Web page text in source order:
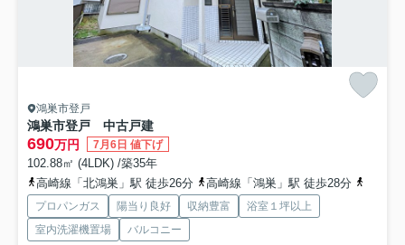
鴻巣市登戸
鴻巣市登戸 中古戸建
690万円 7月6日 値下げ
102.88㎡ (4LDK) /築35年
高崎線「北鴻巣」駅 徒歩26分
高崎線「鴻巣」駅 徒歩28分
プロパンガス 陽当り良好 収納豊富
浴室１坪以上
室内洗濯機置場
バルコニー